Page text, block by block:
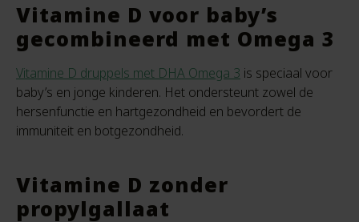
Vitamine D voor baby’s
gecombineerd met Omega 3
Vitamine D druppels met DHA Omega 3 is speciaal voor
baby’s en jonge kinderen. Het ondersteunt zowel de
hersenfunctie en hartgezondheid en bevordert de
immuniteit en botgezondheid.
Vitamine D zonder
propylgallaat